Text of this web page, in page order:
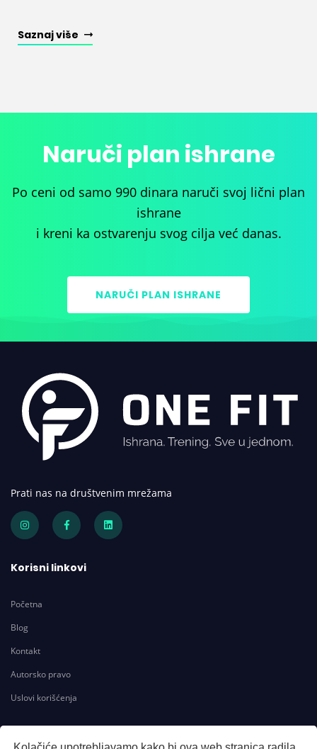
Saznaj više
Naruči plan ishrane
Po ceni od samo 990 dinara naruči svoj lični plan
ishrane
i kreni ka ostvarenju svog cilja već danas.
NARUČI PLAN ISHRANE
Prati nas na društvenim mrežama
Korisni linkovi
Početna
Blog
Kontakt
Autorsko pravo
Uslovi korišćenja
Kontakt